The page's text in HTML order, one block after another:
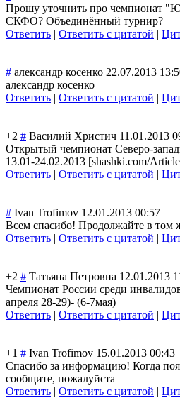
Прошу уточнить про чемпионат
СКФО? Объединённый турнир?
Ответить | Ответить с цитатой |
# александр косенко 22.07.2013
александр косенко
Ответить | Ответить с цитатой |
+2 # Василий Христич 11.01.2013
Открытый чемпионат Северо-
13.01-24.02.2013 [shashki.com/Ar
Ответить | Ответить с цитатой |
# Ivan Trofimov 12.01.2013 00:57
Всем спасибо! Продолжайте в том
Ответить | Ответить с цитатой |
+2 # Татьяна Петровна 12.01.2013
Чемпионат России среди
апреля 28-29)- (6-7мая)
Ответить | Ответить с цитатой |
+1 # Ivan Trofimov 15.01.2013 00:43
Спасибо за информацию! Когда
сообщите, пожалуйста
Ответить | Ответить с цитатой |